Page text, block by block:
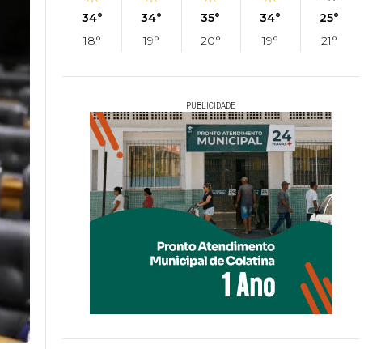
34°
18°
34°
19°
35°
20°
34°
19°
25°
21°
PUBLICIDADE